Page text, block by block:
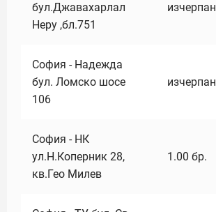
бул.Джавахарлал
Неру ,бл.751
изчерпан
София - Надежда
бул. Ломско шосе
106
изчерпан
София - НК
ул.Н.Коперник 28,
кв.Гео Милев
1.00 бр.